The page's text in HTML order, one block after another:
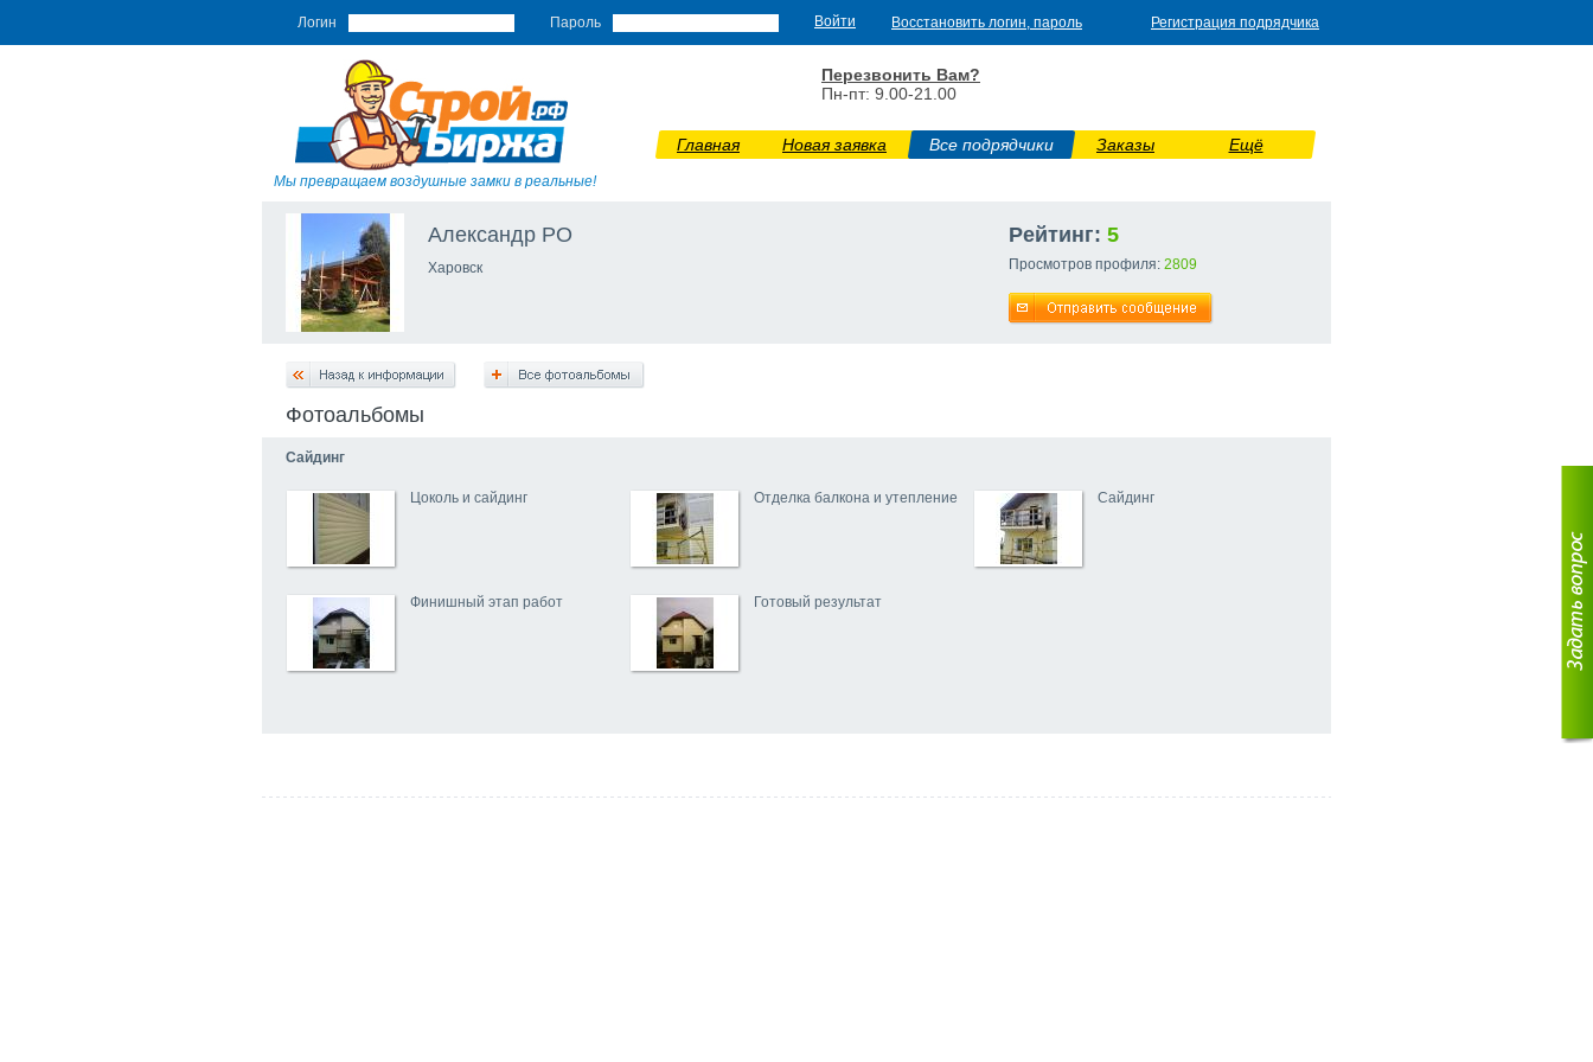
Логин Пароль Восстановить логин, пароль Регистрация подрядчика
Мы превращаем воздушные замки в реальные!
Перезвонить Вам?
Пн-пт: 9.00-21.00
Главная Новая заявка Все подрядчики Заказы Ещё
Александр РО
Харовск
Рейтинг: 5
Просмотров профиля: 2809
Фотоальбомы
Сайдинг
Цоколь и сайдинг Отделка балкона и утепление Сайдинг
Финишный этап работ Готовый результат